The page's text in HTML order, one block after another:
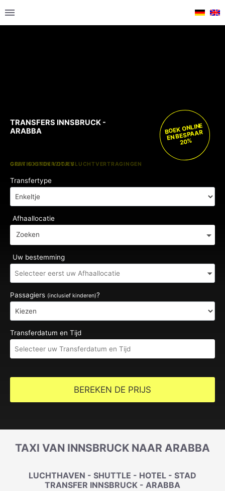
GRATIS KINDERZITJES
GEEN KOSTEN VOOR VLUCHTVERTRAGINGEN
BOEK ONLINE
EN BESPAAR
20%
Transfertype
Afhaallocatie
Zoeken
Uw bestemming
Passagiers (inclusief kinderen)?
Transferdatum en Tijd
BEREKEN DE PRIJS
TRANSFERS INNSBRUCK -
ARABBA
TAXI VAN INNSBRUCK NAAR ARABBA
LUCHTHAVEN - SHUTTLE - HOTEL - STAD
TRANSFER INNSBRUCK - ARABBA